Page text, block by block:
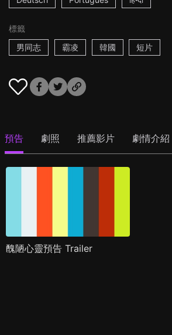
標籤
男同志
霸凌 韓國 短片
預告 劇照 推薦影片 劇情介紹
醜陋心靈預告 Trailer